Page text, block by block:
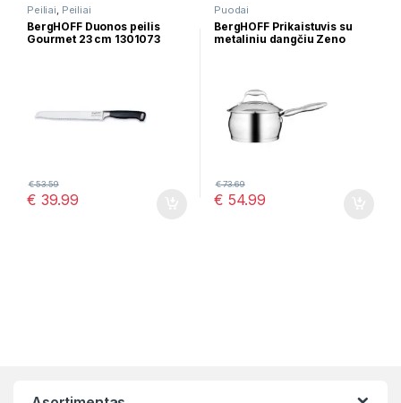
Peiliai, Peiliai
BergHOFF Duonos peilis
Gourmet 23 cm 1301073
€ 39.99
€53.59
Puodai
BergHOFF Prikaistuvis su
metaliniu dangčiu Zeno
€ 54.99
€73.69